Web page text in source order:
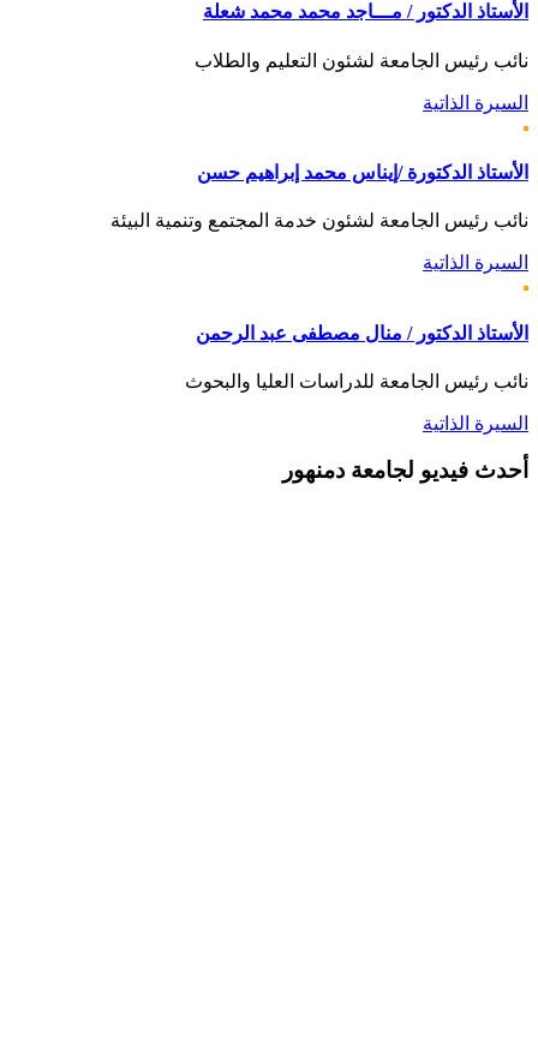
الأستاذ الدكتور / مـــاجد محمد محمد شعلة
نائب رئيس الجامعة لشئون التعليم والطلاب
السيرة الذاتية
الأستاذ الدكتورة /إيناس محمد إبراهيم حسن
نائب رئيس الجامعة لشئون خدمة المجتمع وتنمية البيئة
السيرة الذاتية
الأستاذ الدكتور / منال مصطفى عبد الرحمن
نائب رئيس الجامعة للدراسات العليا والبحوث
السيرة الذاتية
أحدث فيديو لجامعة دمنهور